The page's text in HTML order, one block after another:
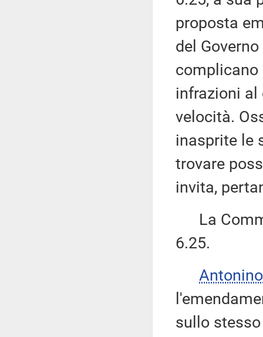
proposta
del
infrazioni al
velocità.
inasprite le
trovare
invita,
La
6.25.
sullo